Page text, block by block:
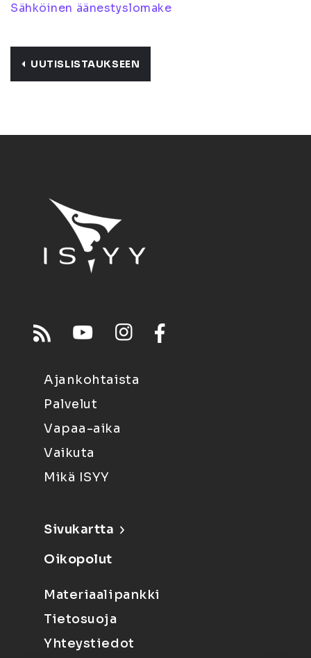
Sähköinen äänestyslomake
UUTISLISTAUKSEEN
Ajankohtaista
Palvelut
Vapaa-aika
Vaikuta
Mikä ISYY
Sivukartta
Oikopolut
Materiaalipankki
Tietosuoja
Yhteystiedot